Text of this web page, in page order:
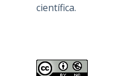
científica.